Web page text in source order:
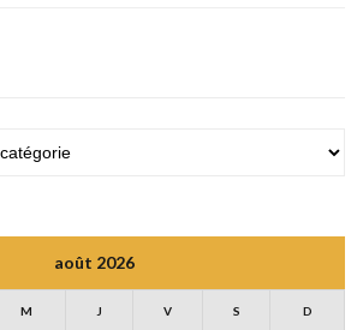
août 2026
M J V S D